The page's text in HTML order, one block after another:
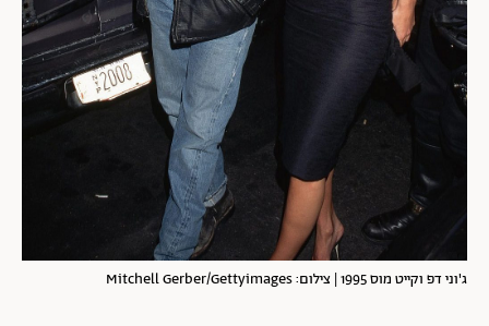
ג'וני דפ וקייט מוס 1995 | צילום: Mitchell Gerber/Gettyimages